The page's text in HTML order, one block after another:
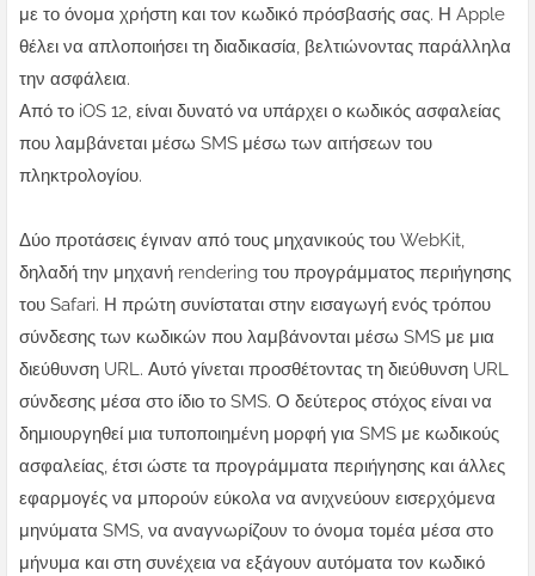
με το όνομα χρήστη και τον κωδικό πρόσβασής σας. Η Apple
θέλει να απλοποιήσει τη διαδικασία, βελτιώνοντας παράλληλα
την ασφάλεια.
Από το iOS 12, είναι δυνατό να υπάρχει ο κωδικός ασφαλείας
που λαμβάνεται μέσω SMS μέσω των αιτήσεων του
πληκτρολογίου.
Δύο προτάσεις έγιναν από τους μηχανικούς του WebKit,
δηλαδή την μηχανή rendering του προγράμματος περιήγησης
του Safari. Η πρώτη συνίσταται στην εισαγωγή ενός τρόπου
σύνδεσης των κωδικών που λαμβάνονται μέσω SMS με μια
διεύθυνση URL. Αυτό γίνεται προσθέτοντας τη διεύθυνση URL
σύνδεσης μέσα στο ίδιο το SMS. Ο δεύτερος στόχος είναι να
δημιουργηθεί μια τυποποιημένη μορφή για SMS με κωδικούς
ασφαλείας, έτσι ώστε τα προγράμματα περιήγησης και άλλες
εφαρμογές να μπορούν εύκολα να ανιχνεύουν εισερχόμενα
μηνύματα SMS, να αναγνωρίζουν το όνομα τομέα μέσα στο
μήνυμα και στη συνέχεια να εξάγουν αυτόματα τον κωδικό